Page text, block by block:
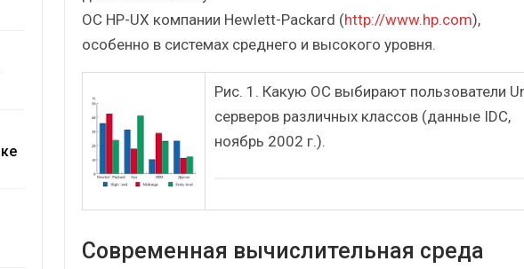
ОС HP-UX компании Hewlett-Packard (http://www.hp.com),
особенно в системах среднего и высокого уровня.
Рис. 1. Какую ОС выбирают пользователи
серверов различных классов (данные IDC,
ноябрь 2002 г.).
Современная вычислительная среда